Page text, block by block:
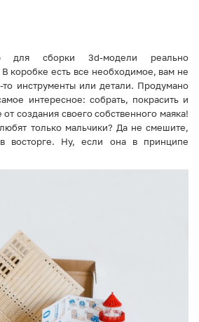
для сборки 3d-модели реально
коробке есть все необходимое, вам не
то инструменты или детали. Продумано
интересное: собрать, покрасить и
от создания своего собственного маяка!
только мальчики? Да не смешите,
восторге. Ну, если она в принципе